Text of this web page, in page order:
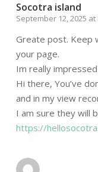
Socotra island
September 12, 2025 at
Greate post. Keep
your page.
Im really
Hi there, You’ve
and in my view
I am sure they will
https://